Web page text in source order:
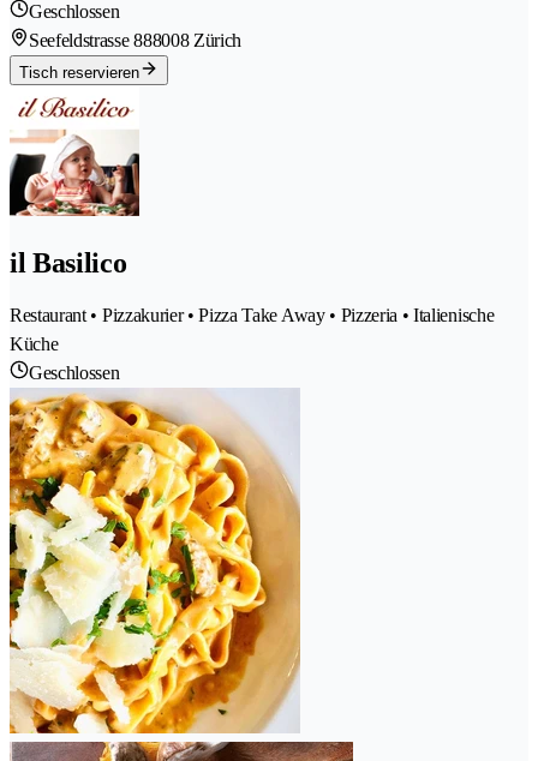
Geschlossen
Seefeldstrasse 888008 Zürich
Tisch reservieren
il Basilico
Restaurant • Pizzakurier • Pizza Take Away • Pizzeria • Italienische
Küche
Geschlossen